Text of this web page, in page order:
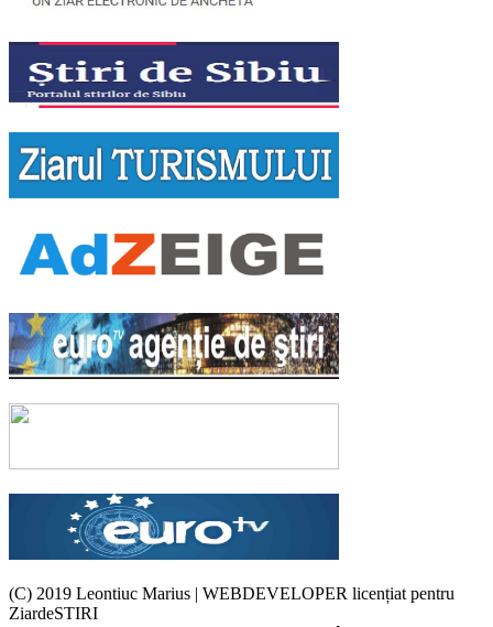
(C) 2019 Leontiuc Marius | WEBDEVELOPER licențiat pentru
ZiardeSTIRI